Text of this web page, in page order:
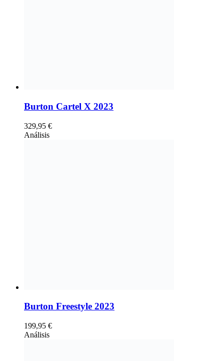
Burton Cartel X 2023
329,95 €
Análisis
Burton Freestyle 2023
199,95 €
Análisis